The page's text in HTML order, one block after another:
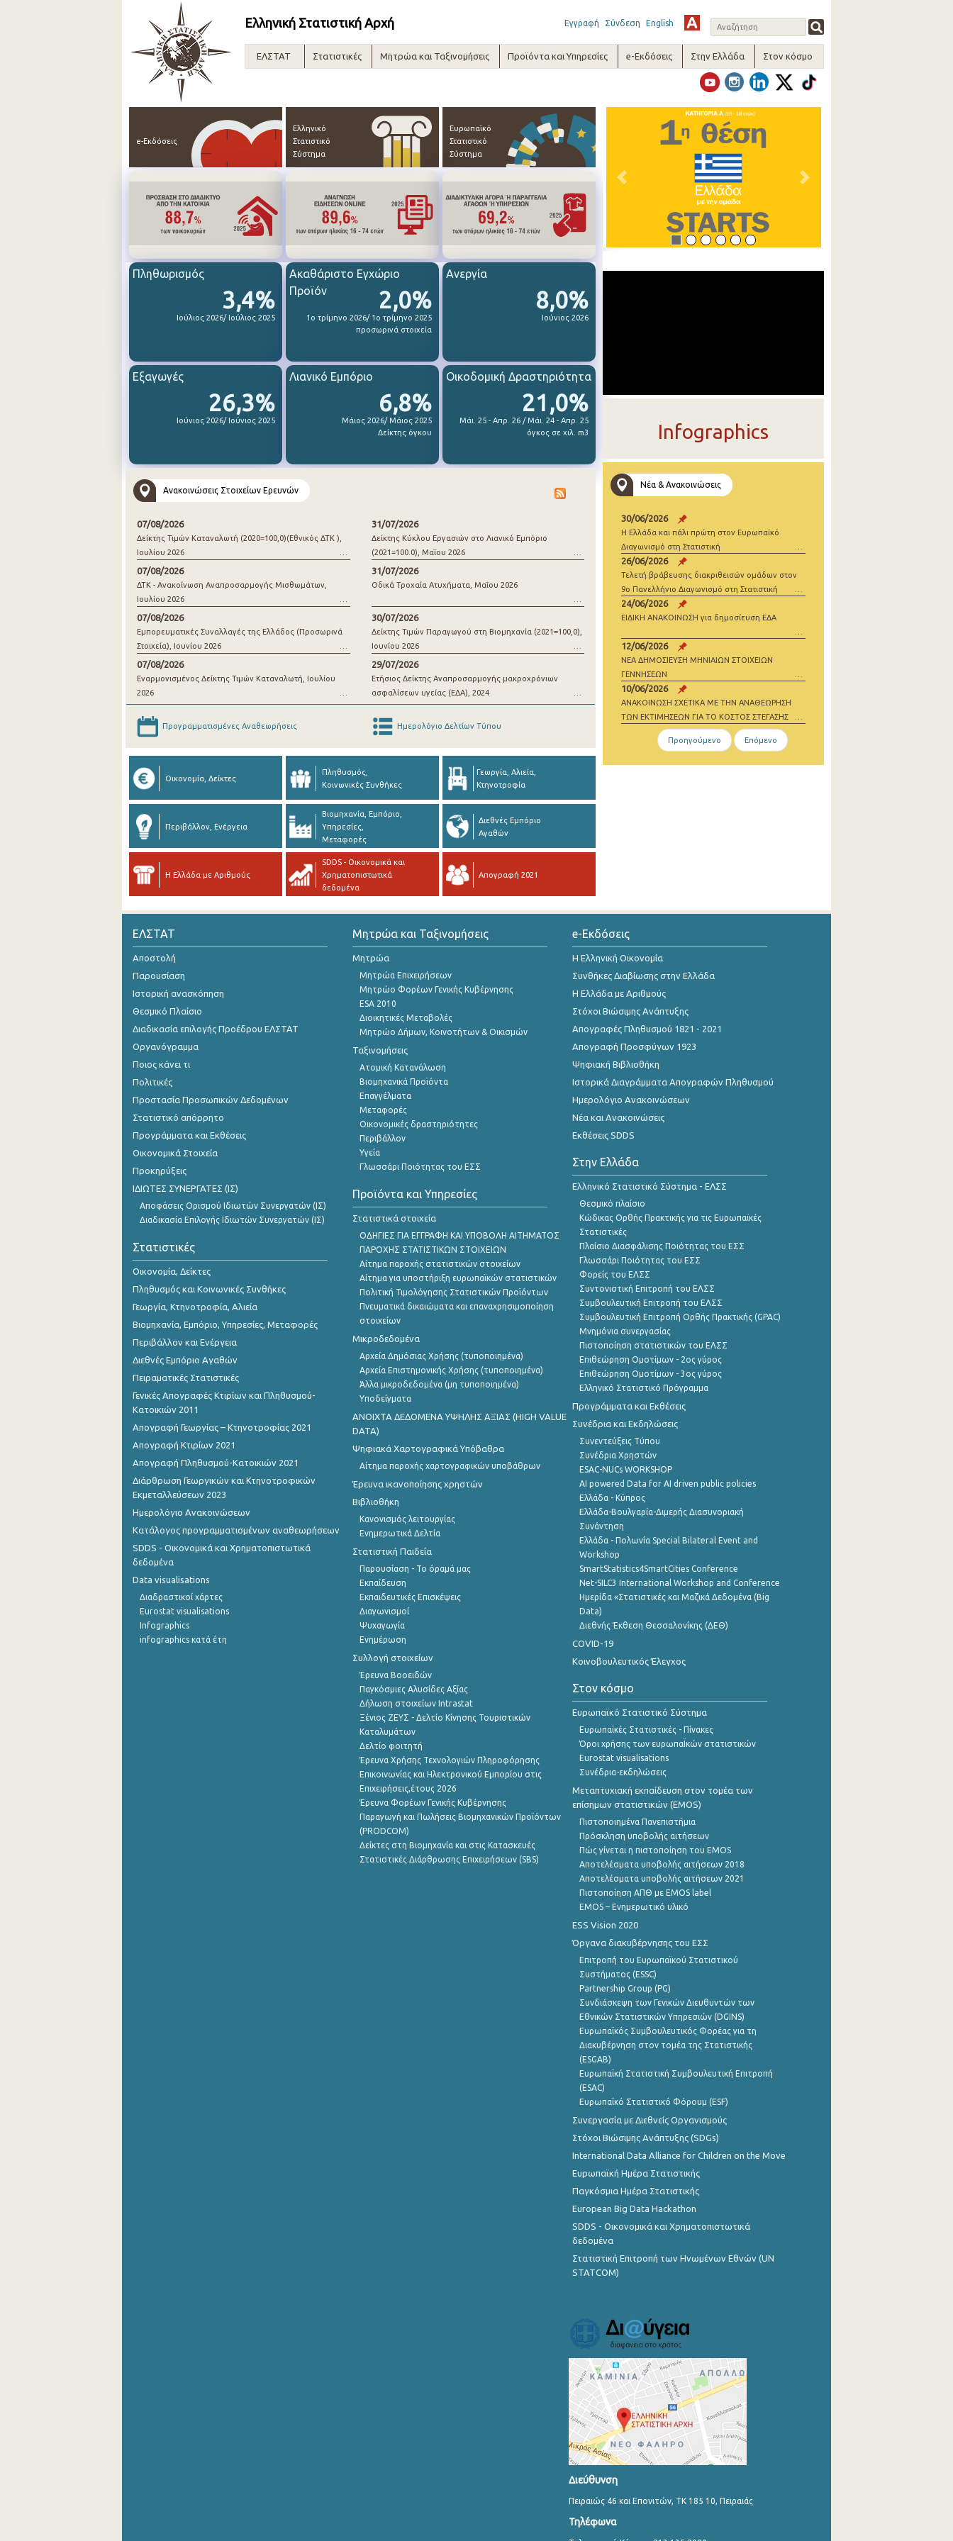
Ελληνική Στατιστική Αρχή Εγγραφή Σύνδεση English
ΕΛΣΤΑΤ Στατιστικές Μητρώα και Ταξινομήσεις Προϊόντα και Υπηρεσίες e-Εκδόσεις Στην Ελλάδα Στον κόσμο
e-Εκδόσεις
Ελληνικό
Στατιστικό
Σύστημα
Ευρωπαϊκό
Στατιστικό
Σύστημα
3,4%
Ιούλιος 2026/ Ιούλιος 2025
Πληθωρισμός
2,0%
1ο τρίμηνο 2026/ 1ο τρίμηνο 2025
προσωρινά στοιχεία
Ακαθάριστο Εγχώριο
Προϊόν
8,0%
Ιούνιος 2026
Ανεργία
26,3%
Ιούνιος 2026/ Ιούνιος 2025
Εξαγωγές
6,8%
Μάιος 2026/ Μάιος 2025
Δείκτης όγκου
Λιανικό Εμπόριο
21,0%
Μάι. 25 - Απρ. 26 / Μάι. 24 - Απρ. 25
όγκος σε χιλ. m3
Οικοδομική Δραστηριότητα
Ανακοινώσεις Στοιχείων Ερευνών
07/08/2026
Δείκτης Τιμών Καταναλωτή (2020=100,0)(Εθνικός ΔΤΚ ),
Ιουλίου 2026
07/08/2026
ΔΤΚ - Ανακοίνωση Αναπροσαρμογής Μισθωμάτων,
Ιουλίου 2026
07/08/2026
Εμπορευματικές Συναλλαγές της Ελλάδος (Προσωρινά
Στοιχεία), Ιουνίου 2026
07/08/2026
Εναρμονισμένος Δείκτης Τιμών Καταναλωτή, Ιουλίου
2026
31/07/2026
Δείκτης Κύκλου Εργασιών στο Λιανικό Εμπόριο
(2021=100.0), Μαΐου 2026
31/07/2026
Οδικά Τροχαία Ατυχήματα, Μαΐου 2026
30/07/2026
Δείκτης Τιμών Παραγωγού στη Βιομηχανία (2021=100,0),
Ιουνίου 2026
29/07/2026
Ετήσιος Δείκτης Αναπροσαρμογής μακροχρόνιων
ασφαλίσεων υγείας (ΕΔΑ), 2024
Προγραμματισμένες Αναθεωρήσεις Ημερολόγιο Δελτίων Τύπου
Οικονομία, Δείκτες
Πληθυσμός,
Κοινωνικές Συνθήκες
Γεωργία, Αλιεία,
Κτηνοτροφία
Περιβάλλον, Ενέργεια
Βιομηχανία, Εμπόριο,
Υπηρεσίες,
Μεταφορές
Διεθνές Εμπόριο
Αγαθών
Η Ελλάδα με Αριθμούς
SDDS - Οικονομικά και
Χρηματοπιστωτικά
δεδομένα
Απογραφή 2021
Previous Next
Infographics
Νέα & Ανακοινώσεις
30/06/2026
Η Ελλάδα και πάλι πρώτη στον Ευρωπαϊκό
Διαγωνισμό στη Στατιστική
26/06/2026
Τελετή βράβευσης διακριθεισών ομάδων στον
9ο Πανελλήνιο Διαγωνισμό στη Στατιστική
24/06/2026
ΕΙΔΙΚΗ ΑΝΑΚΟΙΝΩΣΗ για δημοσίευση ΕΔΑ
12/06/2026
ΝΕΑ ΔΗΜΟΣΙΕΥΣΗ ΜΗΝΙΑΙΩΝ ΣΤΟΙΧΕΙΩΝ
ΓΕΝΝΗΣΕΩΝ
10/06/2026
ΑΝΑΚΟΙΝΩΣΗ ΣΧΕΤΙΚΑ ΜΕ ΤΗΝ ΑΝΑΘΕΩΡΗΣΗ
ΤΩΝ ΕΚΤΙΜΗΣΕΩΝ ΓΙΑ ΤΟ ΚΟΣΤΟΣ ΣΤΕΓΑΣΗΣ
Προηγούμενο Επόμενο
ΕΛΣΤΑΤ
Αποστολή
Παρουσίαση
Ιστορική ανασκόπηση
Θεσμικό Πλαίσιο
Διαδικασία επιλογής Προέδρου ΕΛΣΤΑΤ
Οργανόγραμμα
Ποιος κάνει τι
Πολιτικές
Προστασία Προσωπικών Δεδομένων
Στατιστικό απόρρητο
Προγράμματα και Εκθέσεις
Οικονομικά Στοιχεία
Προκηρύξεις
ΙΔΙΩΤΕΣ ΣΥΝΕΡΓΑΤΕΣ (ΙΣ)
Αποφάσεις Ορισμού Ιδιωτών Συνεργατών (ΙΣ)
Διαδικασία Επιλογής Ιδιωτών Συνεργατών (ΙΣ)
Στατιστικές
Οικονομία, Δείκτες
Πληθυσμός και Κοινωνικές Συνθήκες
Γεωργία, Κτηνοτροφία, Αλιεία
Βιομηχανία, Εμπόριο, Υπηρεσίες, Μεταφορές
Περιβάλλον και Ενέργεια
Διεθνές Εμπόριο Αγαθών
Πειραματικές Στατιστικές
Γενικές Απογραφές Κτιρίων και Πληθυσμού-
Κατοικιών 2011
Απογραφή Γεωργίας – Κτηνοτροφίας 2021
Απογραφή Κτιρίων 2021
Απογραφή Πληθυσμού-Κατοικιών 2021
Διάρθρωση Γεωργικών και Κτηνοτροφικών
Εκμεταλλεύσεων 2023
Ημερολόγιο Ανακοινώσεων
Κατάλογος προγραμματισμένων αναθεωρήσεων
SDDS - Οικονομικά και Χρηματοπιστωτικά
δεδομένα
Data visualisations
Διαδραστικοί χάρτες
Eurostat visualisations
Infographics
infographics κατά έτη
Μητρώα και Ταξινομήσεις
Μητρώα
Μητρώα Επιχειρήσεων
Μητρώο Φορέων Γενικής Κυβέρνησης
ESA 2010
Διοικητικές Μεταβολές
Μητρώο Δήμων, Κοινοτήτων & Οικισμών
Ταξινομήσεις
Ατομική Κατανάλωση
Βιομηχανικά Προϊόντα
Επαγγέλματα
Μεταφορές
Οικονομικές δραστηριότητες
Περιβάλλον
Υγεία
Γλωσσάρι Ποιότητας του ΕΣΣ
Προϊόντα και Υπηρεσίες
Στατιστικά στοιχεία
ΟΔΗΓΙΕΣ ΓΙΑ ΕΓΓΡΑΦΗ ΚΑΙ ΥΠΟΒΟΛΗ ΑΙΤΗΜΑΤΟΣ
ΠΑΡΟΧΗΣ ΣΤΑΤΙΣΤΙΚΩΝ ΣΤΟΙΧΕΙΩΝ
Αίτημα παροχής στατιστικών στοιχείων
Αίτημα για υποστήριξη ευρωπαϊκών στατιστικών
Πολιτική Τιμολόγησης Στατιστικών Προϊόντων
Πνευματικά δικαιώματα και επαναχρησιμοποίηση
στοιχείων
Μικροδεδομένα
Αρχεία Δημόσιας Χρήσης (τυποποιημένα)
Αρχεία Επιστημονικής Χρήσης (τυποποιημένα)
Άλλα μικροδεδομένα (μη τυποποιημένα)
Υποδείγματα
ANOIXTA ΔΕΔΟΜΕΝΑ ΥΨΗΛΗΣ ΑΞΙΑΣ (HIGH VALUE
DATA)
Ψηφιακά Χαρτογραφικά Υπόβαθρα
Αίτημα παροχής χαρτογραφικών υποβάθρων
Έρευνα ικανοποίησης χρηστών
Βιβλιοθήκη
Κανονισμός λειτουργίας
Ενημερωτικά Δελτία
Στατιστική Παιδεία
Παρουσίαση - Το όραμά μας
Εκπαίδευση
Εκπαιδευτικές Επισκέψεις
Διαγωνισμοί
Ψυχαγωγία
Ενημέρωση
Συλλογή στοιχείων
Έρευνα Βοοειδών
Παγκόσμιες Αλυσίδες Αξίας
Δήλωση στοιχείων Intrastat
Ξένιος ΖΕΥΣ - Δελτίο Κίνησης Τουριστικών
Καταλυμάτων
Δελτίο φοιτητή
Έρευνα Χρήσης Τεχνολογιών Πληροφόρησης
Επικοινωνίας και Ηλεκτρονικού Εμπορίου στις
Επιχειρήσεις,έτους 2026
Έρευνα Φορέων Γενικής Κυβέρνησης
Παραγωγή και Πωλήσεις Βιομηχανικών Προϊόντων
(PRODCOM)
Δείκτες στη Βιομηχανία και στις Κατασκευές
Στατιστικές Διάρθρωσης Επιχειρήσεων (SBS)
e-Εκδόσεις
Η Ελληνική Οικονομία
Συνθήκες Διαβίωσης στην Ελλάδα
Η Ελλάδα με Αριθμούς
Στόχοι Βιώσιμης Ανάπτυξης
Απογραφές Πληθυσμού 1821 - 2021
Απογραφή Προσφύγων 1923
Ψηφιακή Βιβλιοθήκη
Ιστορικά Διαγράμματα Απογραφών Πληθυσμού
Ημερολόγιο Ανακοινώσεων
Νέα και Ανακοινώσεις
Εκθέσεις SDDS
Στην Ελλάδα
Ελληνικό Στατιστικό Σύστημα - ΕΛΣΣ
Θεσμικό πλαίσιο
Κώδικας Ορθής Πρακτικής για τις Ευρωπαϊκές
Στατιστικές
Πλαίσιο Διασφάλισης Ποιότητας του ΕΣΣ
Γλωσσάρι Ποιότητας του ΕΣΣ
Φορείς του ΕΛΣΣ
Συντονιστική Επιτροπή του ΕΛΣΣ
Συμβουλευτική Επιτροπή του ΕΛΣΣ
Συμβουλευτική Επιτροπή Ορθής Πρακτικής (GPAC)
Μνημόνια συνεργασίας
Πιστοποίηση στατιστικών του ΕΛΣΣ
Επιθεώρηση Ομοτίμων - 2ος γύρος
Επιθεώρηση Ομοτίμων - 3ος γύρος
Ελληνικό Στατιστικό Πρόγραμμα
Προγράμματα και Εκθέσεις
Συνέδρια και Εκδηλώσεις
Συνεντεύξεις Τύπου
Συνέδρια Χρηστών
ESAC-NUCs WORKSHOP
AI powered Data for AI driven public policies
Ελλάδα - Κύπρος
Ελλάδα-Βουλγαρία-Διμερής Διασυνοριακή
Συνάντηση
Ελλάδα - Πολωνία Special Bilateral Event and
Workshop
SmartStatistics4SmartCities Conference
Net-SILC3 International Workshop and Conference
Ημερίδα «Στατιστικές και Μαζικά Δεδομένα (Big
Data)
Διεθνής Έκθεση Θεσσαλονίκης (ΔΕΘ)
COVID-19
Κοινοβουλευτικός Έλεγχος
Στον κόσμο
Ευρωπαϊκό Στατιστικό Σύστημα
Ευρωπαϊκές Στατιστικές - Πίνακες
Όροι χρήσης των ευρωπαΪκών στατιστικών
Eurostat visualisations
Συνέδρια-εκδηλώσεις
Μεταπτυχιακή εκπαίδευση στον τομέα των
επίσημων στατιστικών (EMOS)
Πιστοποιημένα Πανεπιστήμια
Πρόσκληση υποβολής αιτήσεων
Πώς γίνεται η πιστοποίηση του EMOS
Αποτελέσματα υποβολής αιτήσεων 2018
Αποτελέσματα υποβολής αιτήσεων 2021
Πιστοποίηση ΑΠΘ με EMOS label
EMOS – Ενημερωτικό υλικό
ESS Vision 2020
Όργανα διακυβέρνησης του ΕΣΣ
Επιτροπή του Ευρωπαϊκού Στατιστικού
Συστήματος (ESSC)
Partnership Group (PG)
Συνδιάσκεψη των Γενικών Διευθυντών των
Εθνικών Στατιστικών Υπηρεσιών (DGINS)
Ευρωπαϊκός Συμβουλευτικός Φορέας για τη
Διακυβέρνηση στον τομέα της Στατιστικής
(ESGAB)
Ευρωπαϊκή Στατιστική Συμβουλευτική Επιτροπή
(ESAC)
Ευρωπαϊκό Στατιστικό Φόρουμ (ESF)
Συνεργασία με Διεθνείς Οργανισμούς
Στόχοι Βιώσιμης Ανάπτυξης (SDGs)
International Data Alliance for Children on the Move
Ευρωπαϊκή Ημέρα Στατιστικής
Παγκόσμια Ημέρα Στατιστικής
European Big Data Hackathon
SDDS - Οικονομικά και Χρηματοπιστωτικά
δεδομένα
Στατιστική Επιτροπή των Ηνωμένων Εθνών (UN
STATCOM)
Διεύθυνση
Πειραιώς 46 και Επονιτών, ΤΚ 185 10, Πειραιάς
Τηλέφωνα